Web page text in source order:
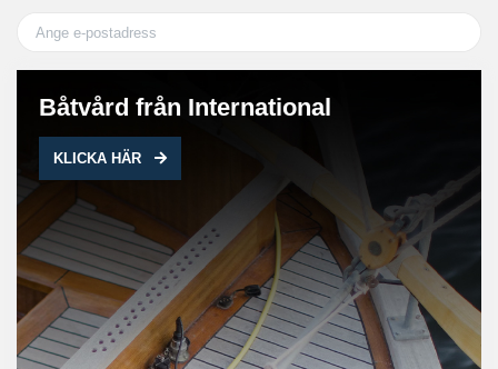
Båtvård från International
KLICKA HÄR